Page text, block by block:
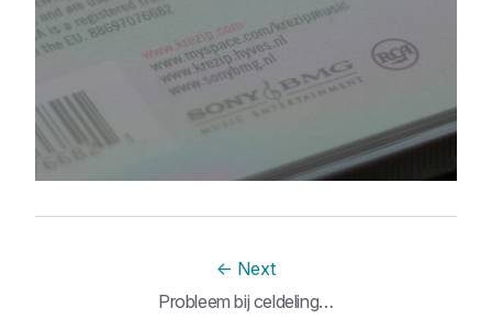
← Next
Probleem bij celdeling…